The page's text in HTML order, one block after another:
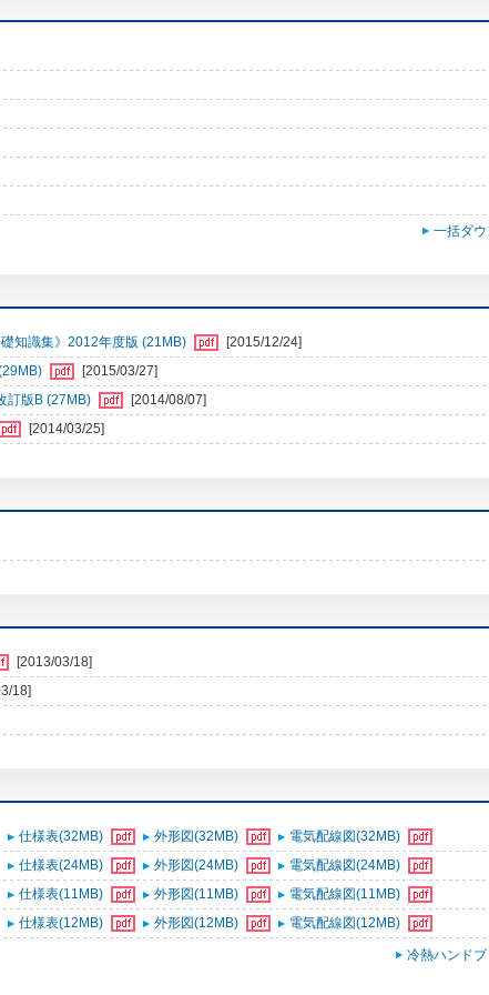
一括ダ
知識集》2012年度版 (21MB)
[2015/12/24]
[2015/03/27]
訂版B (27MB)
[2014/08/07]
[2014/03/25]
[2013/03/18]
18]
仕様表(32MB) 外形図(32MB)
電気配線図(32MB)
仕様表(24MB) 外形図(24MB)
電気配線図(24MB)
仕様表(11MB) 外形図(11MB)
電気配線図(11MB)
仕様表(12MB) 外形図(12MB) 電気配線図(12MB)
冷熱ハンド